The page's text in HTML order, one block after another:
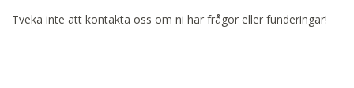
Tveka inte att kontakta oss om ni har frågor eller funderingar!